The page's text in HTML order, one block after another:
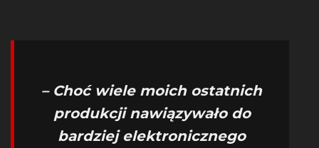
– Choć wiele moich ostatnich
produkcji nawiązywało do
bardziej elektronicznego